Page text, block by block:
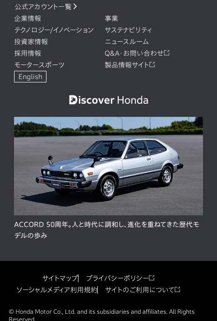
公式アカウント一覧
企業情報
事業
テクノロジー/イノベーション
サステナビリティ
投資家情報
ニュースルーム
採用情報
Q&A・お問い合わせ
モータースポーツ
製品情報サイト
English
ACCORD 50周年。人と時代に調和し、進化を重ねてきた歴代モ
デルの歩み
サイトマップ
プライバシーポリシー
ソーシャルメディア利用規約
サイトのご利用について
© Honda Motor Co., Ltd. and its subsidiaries and affiliates. All Rights
Reserved.